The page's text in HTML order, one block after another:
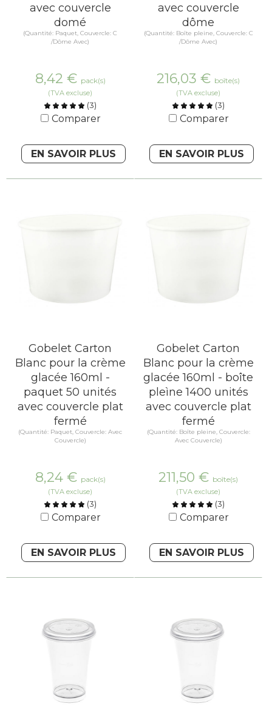
avec couvercle
domé
(Quantité: Paquet, Couvercle: C
/Dôme Avec)
8,42 € pack(s)
(TVA excluse)
(3)
Comparer
EN SAVOIR PLUS
avec couvercle
dôme
(Quantité: Boîte pleine, Couvercle: C
/Dôme Avec)
216,03 € boîte(s)
(TVA excluse)
(3)
Comparer
EN SAVOIR PLUS
Gobelet Carton
Blanc pour la crème
glacée 160ml -
paquet 50 unités
avec couvercle plat
fermé
(Quantité: Paquet, Couvercle: Avec
Couvercle)
8,24 € pack(s)
(TVA excluse)
(3)
Comparer
EN SAVOIR PLUS
Gobelet Carton
Blanc pour la crème
glacée 160ml - boîte
pleìne 1400 unités
avec couvercle plat
fermé
(Quantité: Boîte pleine, Couvercle:
Avec Couvercle)
211,50 € boîte(s)
(TVA excluse)
(3)
Comparer
EN SAVOIR PLUS